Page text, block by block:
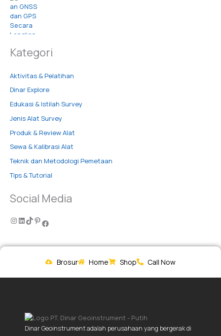
Kategori
Aktivitas & Pelatihan
Dinar Explore
Edukasi & Istilah Survey
Jenis Alat Survey
Produk & Review Alat
Sewa & Kalibrasi Alat
Teknik dan Metodologi Pemetaan
Tips & Tutorial
Social Media
Brosur Home Shop Call Now
Dinar Geoinstrument adalah perusahaan yang bergerak di